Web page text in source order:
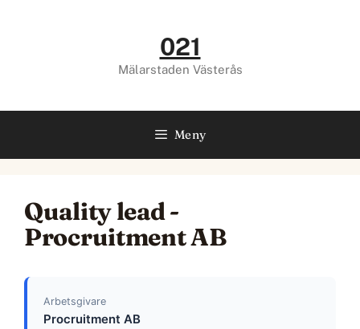
021
Mälarstaden Västerås
Meny
Quality lead -
Procruitment AB
Arbetsgivare
Procruitment AB